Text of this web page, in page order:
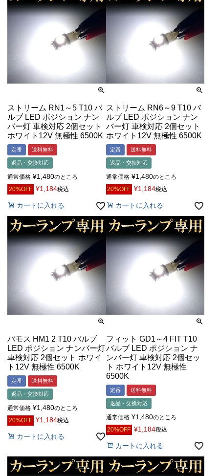
ストリーム RN1～5 T10 バ
ルブ LED ポジション ナン
バー灯 車検対応 2個セット
ホワイト12V 無極性 6500K
定番 送料無料
返品・交換対応
通常価格 ¥1,480のところ
20%OFF ¥1,184税込
カートに入れる
ストリーム RN6～9 T10 バ
ルブ LED ポジション ナン
バー灯 車検対応 2個セット
ホワイト12V 無極性 6500K
定番 送料無料
返品・交換対応
通常価格 ¥1,480のところ
20%OFF ¥1,184税込
カートに入れる
バモス HM1 2 T10 バルブ
LED ポジション ナンバー灯
車検対応 2個セット ホワイ
ト12V 無極性 6500K
定番 送料無料
返品・交換対応
通常価格 ¥1,480のところ
20%OFF ¥1,184税込
カートに入れる
フィット GD1～4 FIT T10
バルブ LED ポジション ナ
ンバー灯 車検対応 2個セッ
ト ホワイト12V 無極性
6500K
定番 送料無料
返品・交換対応
通常価格 ¥1,480のところ
20%OFF ¥1,184税込
カートに入れる